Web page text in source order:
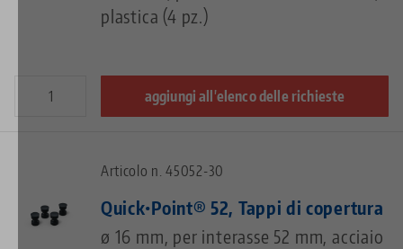
plastica (4 pz.)
aggiungi all'elenco delle richieste
Articolo n. 45052-30
Quick•Point® 52, Tappi di copertura
ø 16 mm, per interasse 52 mm, acciaio